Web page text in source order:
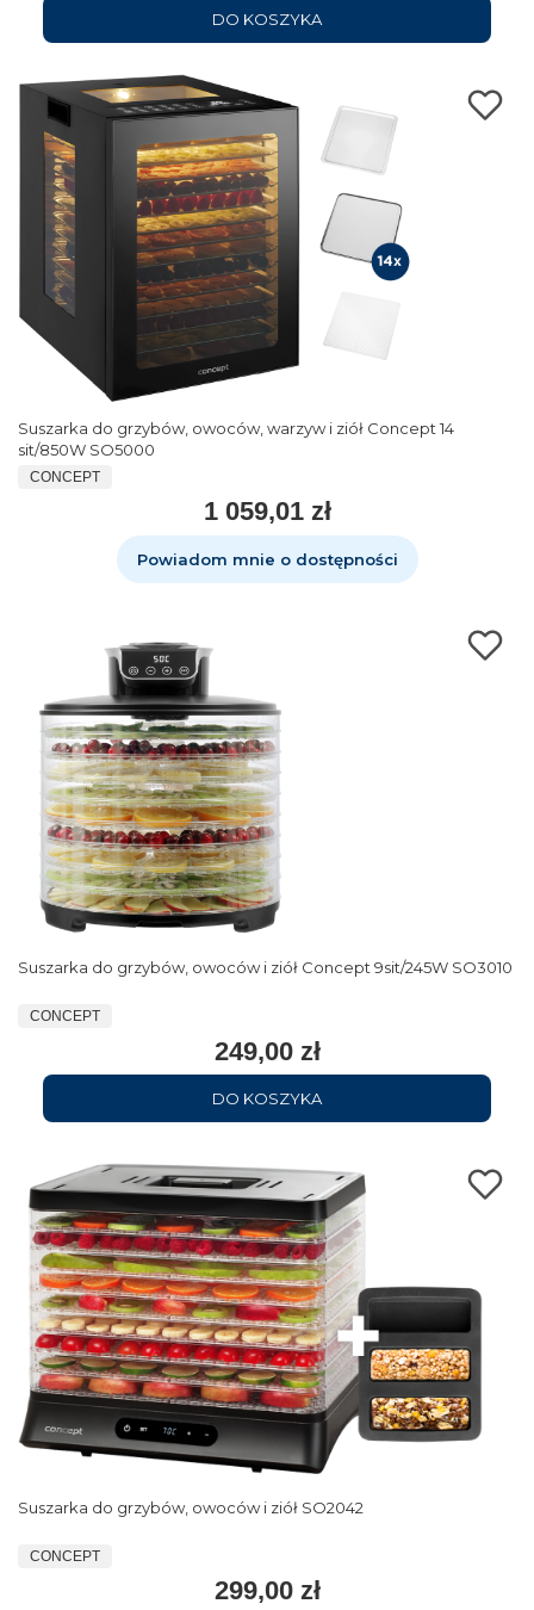
DO KOSZYKA
Suszarka do grzybów, owoców, warzyw i ziół Concept 14
sit/850W SO5000
CONCEPT
1 059,01 zł
Powiadom mnie o dostępności
Suszarka do grzybów, owoców i ziół Concept 9sit/245W SO3010
CONCEPT
249,00 zł
DO KOSZYKA
Suszarka do grzybów, owoców i ziół SO2042
CONCEPT
299,00 zł